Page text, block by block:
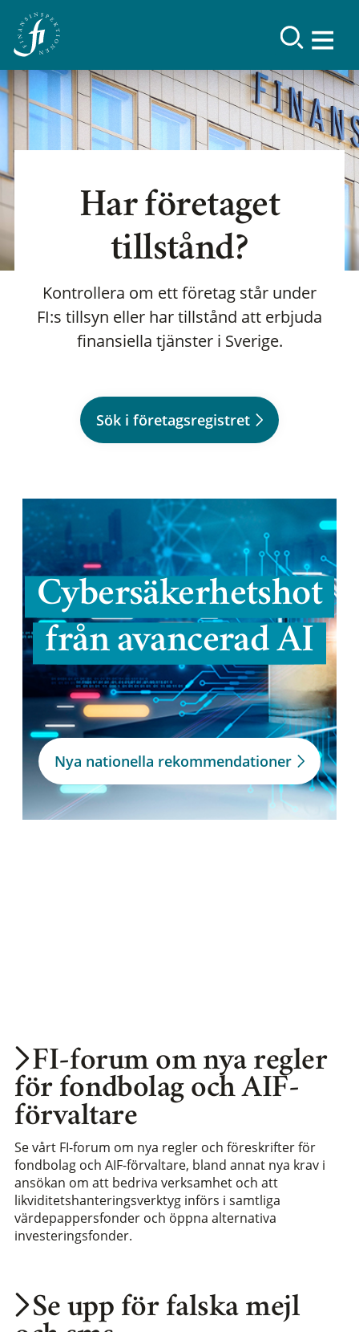
Har företaget
tillstånd?
Kontrollera om ett företag står under
FI:s tillsyn eller har tillstånd att erbjuda
finansiella tjänster i Sverige.
Sök i företagsregistret
Cybersäkerhetshot
från avancerad AI
Nya nationella rekommendationer
Se upp för falska mejl
FI-forum om nya regler
för fondbolag och AIF-
förvaltare
Se vårt FI-forum om nya regler och föreskrifter för
fondbolag och AIF-förvaltare, bland annat nya krav i
ansökan om att bedriva verksamhet och att
likviditetshanteringsverktyg införs i samtliga
värdepappersfonder och öppna alternativa
investeringsfonder.